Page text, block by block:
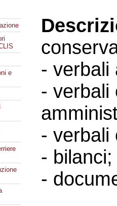
e
- verbali
- verbali
- verbali
- bilanci;
-